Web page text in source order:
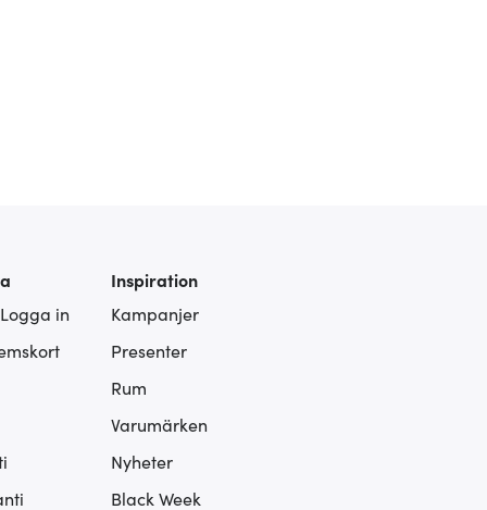
in
Inspiration
Kampanjer
Presenter
Rum
Varumärken
Nyheter
Black Week